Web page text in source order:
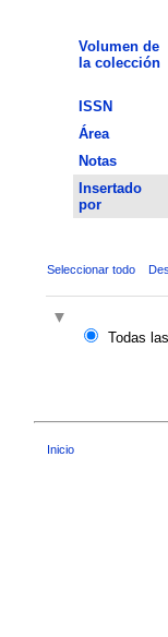
Volumen de
la colección
ISSN
Área
Notas
Insertado
por
Seleccionar todo
Todas
Inicio